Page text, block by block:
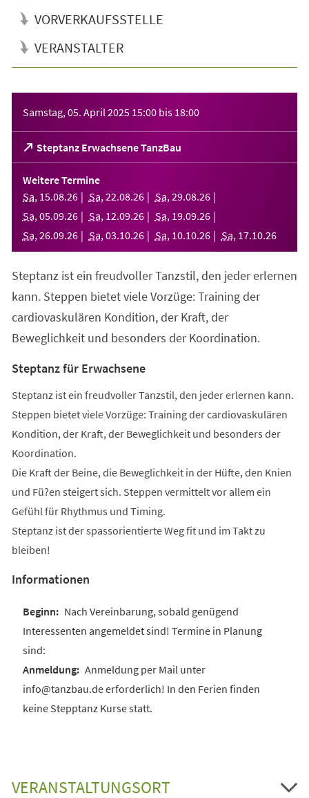
VORVERKAUFSSTELLE
VERANSTALTER
Samstag, 05. April 2025 15:00 bis 18:00
Steptanz Erwachsene TanzBau
(Öffnet
in
einem
neuen
Tab)
Weitere Termine
Sa, 15.08.26 Sa, 22.08.26 Sa, 29.08.26
Sa, 05.09.26 Sa, 12.09.26 Sa, 19.09.26
Sa, 26.09.26 Sa, 03.10.26 Sa, 10.10.26 Sa, 17.10.26
Steptanz ist ein freudvoller Tanzstil, den jeder erlernen
kann. Steppen bietet viele Vorzüge: Training der
cardiovaskulären Kondition, der Kraft, der
Beweglichkeit und besonders der Koordination.
Steptanz für Erwachsene
Steptanz ist ein freudvoller Tanzstil, den jeder erlernen kann.
Steppen bietet viele Vorzüge: Training der cardiovaskulären
Kondition, der Kraft, der Beweglichkeit und besonders der
Koordination.
Die Kraft der Beine, die Beweglichkeit in der Hüfte, den Knien
und Fü?en steigert sich. Steppen vermittelt vor allem ein
Gefühl für Rhythmus und Timing.
Steptanz ist der spassorientierte Weg fit und im Takt zu
bleiben!
Informationen
Nach Vereinbarung, sobald genügend
Interessenten angemeldet sind! Termine in Planung
sind:
Anmeldung per Mail unter
info@tanzbau.de erforderlich! In den Ferien finden
keine Stepptanz Kurse statt.
VERANSTALTUNGSORT